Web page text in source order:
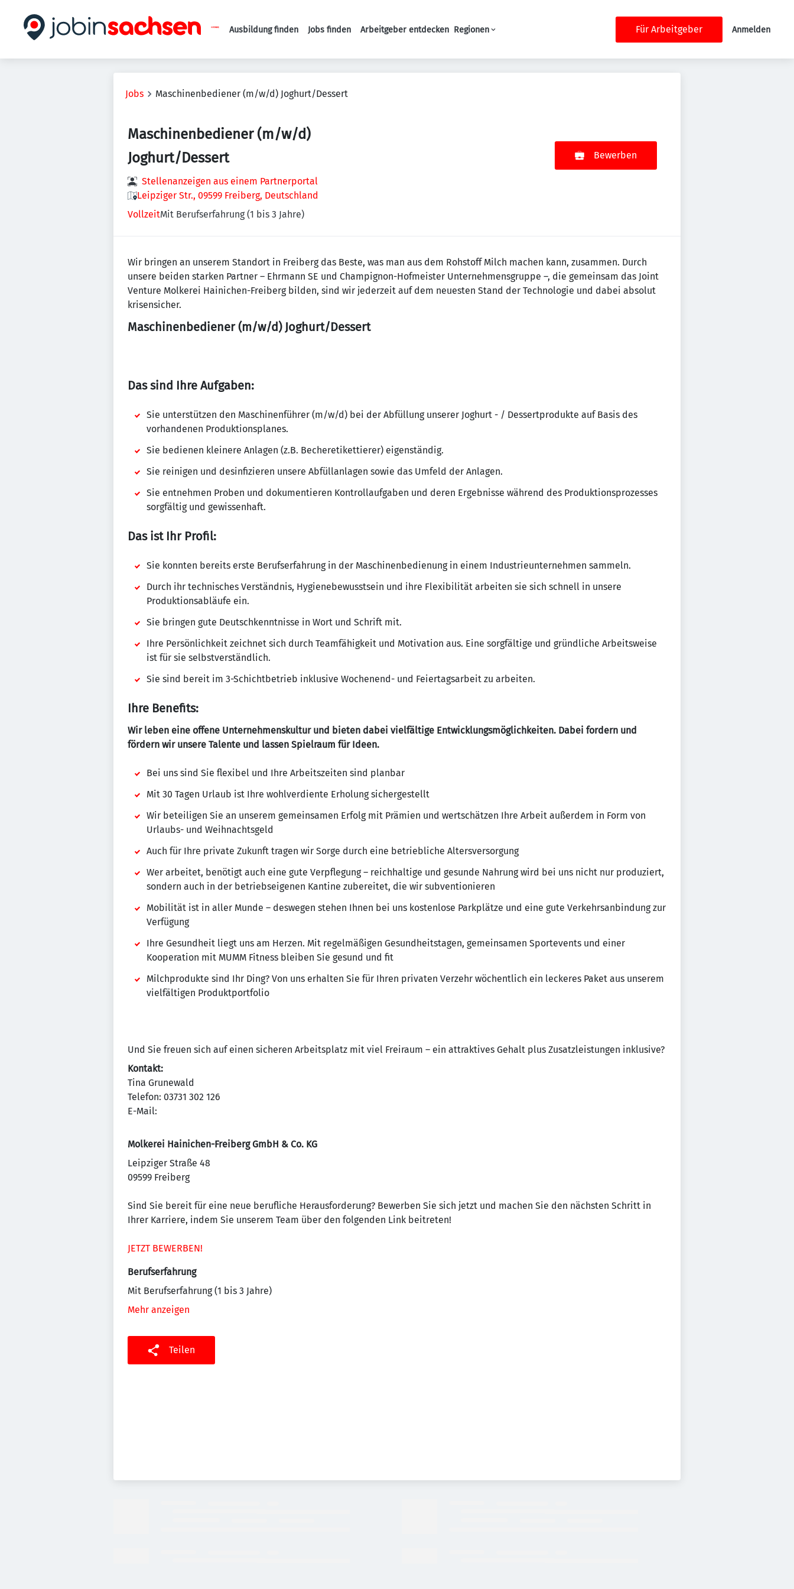
Haupt-Navigation
Ausbildung finden Jobs finden Arbeitgeber entdecken Regionen Für Arbeitgeber Anmelden
Jobs Maschinenbediener (m/w/d) Joghurt/Dessert
Maschinenbediener (m/w/d)
Joghurt/Dessert
Stellenanzeigen aus einem Partnerportal
Leipziger Str., 09599 Freiberg, Deutschland
VollzeitMit Berufserfahrung (1 bis 3 Jahre)
Bewerben
Wir bringen an unserem Standort in Freiberg das Beste, was man aus dem Rohstoff Milch machen kann, zusammen. Durch
unsere beiden starken Partner – Ehrmann SE und Champignon-Hofmeister Unternehmensgruppe –, die gemeinsam das Joint
Venture Molkerei Hainichen-Freiberg bilden, sind wir jederzeit auf dem neuesten Stand der Technologie und dabei absolut
krisensicher.
Maschinenbediener (m/w/d) Joghurt/Dessert
Das sind Ihre Aufgaben:
Sie unterstützen den Maschinenführer (m/w/d) bei der Abfüllung unserer Joghurt - / Dessertprodukte auf Basis des
vorhandenen Produktionsplanes.
Sie bedienen kleinere Anlagen (z.B. Becheretikettierer) eigenständig.
Sie reinigen und desinfizieren unsere Abfüllanlagen sowie das Umfeld der Anlagen.
Sie entnehmen Proben und dokumentieren Kontrollaufgaben und deren Ergebnisse während des Produktionsprozesses
sorgfältig und gewissenhaft.
Das ist Ihr Profil:
Sie konnten bereits erste Berufserfahrung in der Maschinenbedienung in einem Industrieunternehmen sammeln.
Durch ihr technisches Verständnis, Hygienebewusstsein und ihre Flexibilität arbeiten sie sich schnell in unsere
Produktionsabläufe ein.
Sie bringen gute Deutschkenntnisse in Wort und Schrift mit.
Ihre Persönlichkeit zeichnet sich durch Teamfähigkeit und Motivation aus. Eine sorgfältige und gründliche Arbeitsweise
ist für sie selbstverständlich.
Sie sind bereit im 3-Schichtbetrieb inklusive Wochenend- und Feiertagsarbeit zu arbeiten.
Ihre Benefits:
Wir leben eine offene Unternehmenskultur und bieten dabei vielfältige Entwicklungsmöglichkeiten. Dabei fordern und
fördern wir unsere Talente und lassen Spielraum für Ideen.
Bei uns sind Sie flexibel und Ihre Arbeitszeiten sind planbar
Mit 30 Tagen Urlaub ist Ihre wohlverdiente Erholung sichergestellt
Wir beteiligen Sie an unserem gemeinsamen Erfolg mit Prämien und wertschätzen Ihre Arbeit außerdem in Form von
Urlaubs- und Weihnachtsgeld
Auch für Ihre private Zukunft tragen wir Sorge durch eine betriebliche Altersversorgung
Wer arbeitet, benötigt auch eine gute Verpflegung – reichhaltige und gesunde Nahrung wird bei uns nicht nur produziert,
sondern auch in der betriebseigenen Kantine zubereitet, die wir subventionieren
Mobilität ist in aller Munde – deswegen stehen Ihnen bei uns kostenlose Parkplätze und eine gute Verkehrsanbindung zur
Verfügung
Ihre Gesundheit liegt uns am Herzen. Mit regelmäßigen Gesundheitstagen, gemeinsamen Sportevents und einer
Kooperation mit MUMM Fitness bleiben Sie gesund und fit
Milchprodukte sind Ihr Ding? Von uns erhalten Sie für Ihren privaten Verzehr wöchentlich ein leckeres Paket aus unserem
vielfältigen Produktportfolio
Und Sie freuen sich auf einen sicheren Arbeitsplatz mit viel Freiraum – ein attraktives Gehalt plus Zusatzleistungen inklusive?
Kontakt:
Tina Grunewald
Telefon: 03731 302 126
E-Mail:
Molkerei Hainichen-Freiberg GmbH & Co. KG
Leipziger Straße 48
09599 Freiberg
Sind Sie bereit für eine neue berufliche Herausforderung? Bewerben Sie sich jetzt und machen Sie den nächsten Schritt in
Ihrer Karriere, indem Sie unserem Team über den folgenden Link beitreten!
JETZT BEWERBEN!
Berufserfahrung
Mit Berufserfahrung (1 bis 3 Jahre)
Mehr anzeigen
Teilen